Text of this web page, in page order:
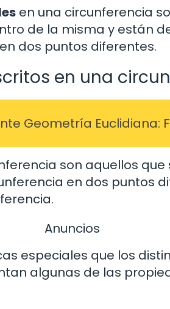
en una circunferencia
de la misma y están
dos puntos diferentes.
en una
Geometría Euclidiana:
son aquellos
en dos puntos
Anuncios
especiales que los
algunas de las